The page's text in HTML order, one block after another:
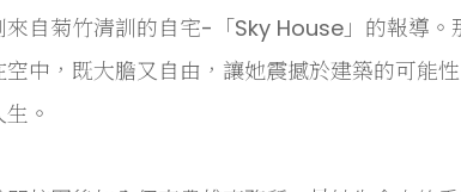
自菊竹清訓的自宅-「Sky House」的報導。
中，既大膽又自由，讓她震撼於建築的可能
。